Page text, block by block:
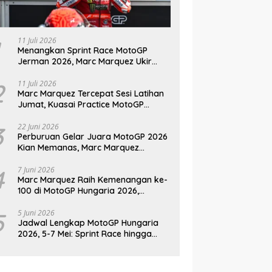
11 Juli 2026
Menangkan Sprint Race MotoGP
Jerman 2026, Marc Marquez Ukir
11 Juli 2026
Marc Marquez Tercepat Sesi Latihan
Jumat, Kuasai Practice MotoGP
22 Juni 2026
Perburuan Gelar Juara MotoGP 2026
Kian Memanas, Marc Marquez
7 Juni 2026
Marc Marquez Raih Kemenangan ke-
100 di MotoGP Hungaria 2026,
5 Juni 2026
Jadwal Lengkap MotoGP Hungaria
2026, 5-7 Mei: Sprint Race hingga